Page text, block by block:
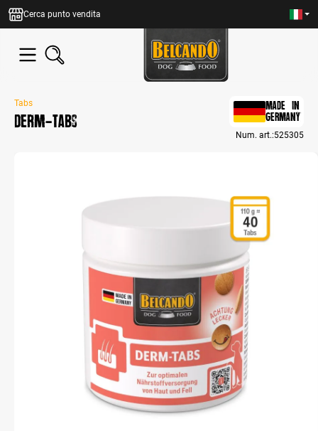
principale
Cerca punto vendita
Tabs
DERM-Tabs
MADE IN
GERMANY
Num. art.:525305